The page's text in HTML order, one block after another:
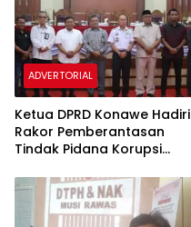
ADVERTORIAL
Ketua DPRD Konawe Hadiri
Rakor Pemberantasan
Tindak Pidana Korupsi